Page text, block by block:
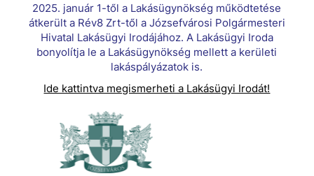
2025. január 1-től a Lakásügynökség működtetése
átkerült a Rév8 Zrt-től a Józsefvárosi Polgármesteri
Hivatal Lakásügyi Irodájához. A Lakásügyi Iroda
bonyolítja le a Lakásügynökség mellett a kerületi
lakáspályázatok is.
Ide kattintva megismerheti a Lakásügyi Irodát!